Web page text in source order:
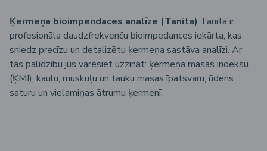
Ķermeņa bioimpendaces analīze (Tanita) Tanita ir
profesionāla daudzfrekvenču bioimpedances iekārta, kas
sniedz precīzu un detalizētu ķermeņa sastāva analīzi. Ar
tās palīdzību jūs varēsiet uzzināt: ķermeņa masas indeksu
(ĶMI), kaulu, muskuļu un tauku masas īpatsvaru, ūdens
saturu un vielamiņas ātrumu ķermenī.